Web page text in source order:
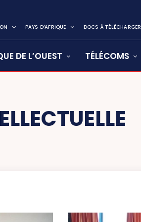
PAYS D’AFRIQUE DOCS À TÉLÉCHARGER
DE L’OUEST TÉLÉCOMS